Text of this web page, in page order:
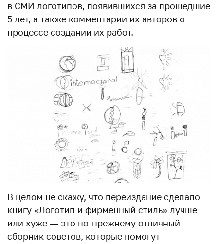
в СМИ логотипов, появившихся за прошедшие
5 лет, а также комментарии их авторов о
процессе создании их работ.
В целом не скажу, что переиздание сделало
книгу «Логотип и фирменный стиль» лучше
или хуже — это по-прежнему отличный
сборник советов, которые помогут